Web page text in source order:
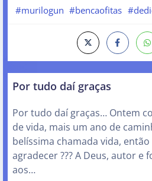
#murilogun #bencaofitas
Por tudo daí graças
Por tudo daí graças… Ontem
de vida, mais um ano de
belíssima chamada vida,
agradecer ??? A Deus, autor e
aos…